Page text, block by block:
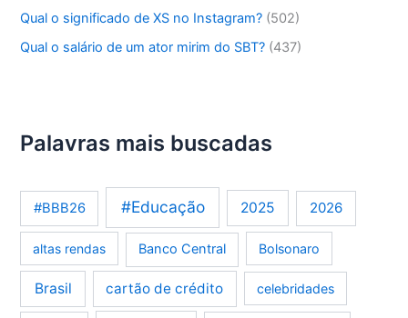
Qual o significado de XS no Instagram? (502)
Qual o salário de um ator mirim do SBT? (437)
Palavras mais buscadas
#BBB26 #Educação 2025 2026
altas rendas Banco Central Bolsonaro
Brasil cartão de crédito celebridades